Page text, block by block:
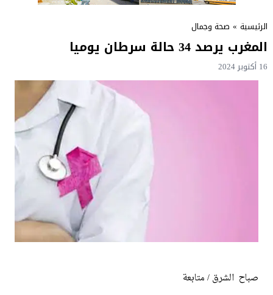
الرئيسية » صحة وجمال
المغرب يرصد 34 حالة سرطان يوميا
16 أكتوبر 2024
صباح الشرق / متابعة